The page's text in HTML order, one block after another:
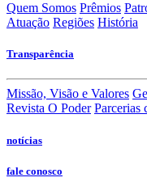
Quem Somos Prêmios
Atuação Regiões História
Transparência
Missão, Visão e Valores
Revista O Poder Parcerias
notícias
fale conosco